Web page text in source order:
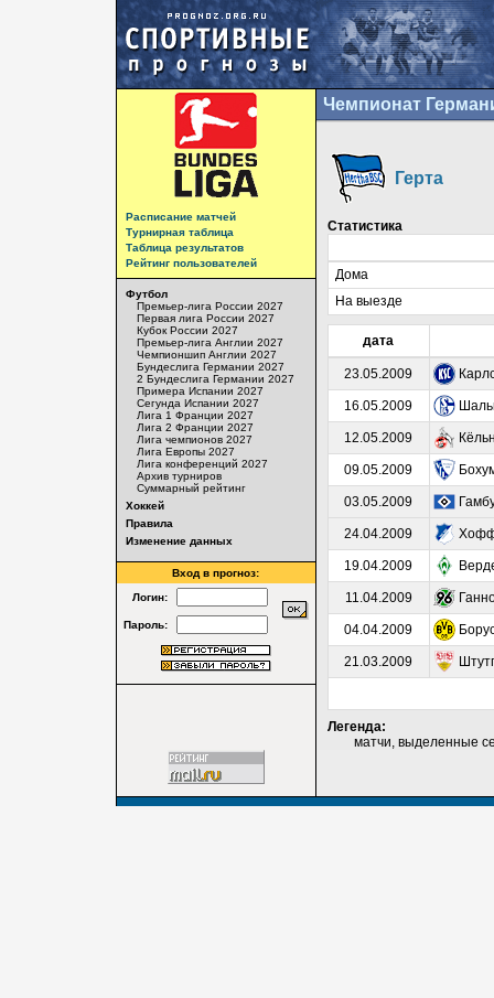
Расписание матчей
Турнирная таблица
Таблица результатов
Рейтинг пользователей
Футбол
Премьер-лига России 2027
Первая лига России 2027
Кубок России 2027
Премьер-лига Англии 2027
Чемпионшип Англии 2027
Бундеслига Германии 2027
2 Бундеслига Германии 2027
Примера Испании 2027
Сегунда Испании 2027
Лига 1 Франции 2027
Лига 2 Франции 2027
Лига чемпионов 2027
Лига Европы 2027
Лига конференций 2027
Архив турниров
Суммарный рейтинг
Хоккей
Правила
Изменение данных
Вход в прогноз:
Логин:
Пароль:
Чемпионат
Герта
Статистика
Дома
На выезде
дата
23.05.2009
16.05.2009
12.05.2009
09.05.2009
03.05.2009
24.04.2009
19.04.2009
11.04.2009
04.04.2009
21.03.2009
Легенда:
матчи, выделенные